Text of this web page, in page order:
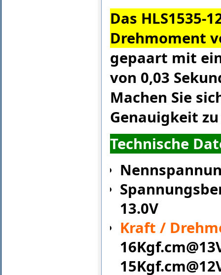
Das HLS1535-
Drehmoment
gepaart mit
von 0,03
Machen Sie
Genauigkeit
Technische
13.0V
Kraft /